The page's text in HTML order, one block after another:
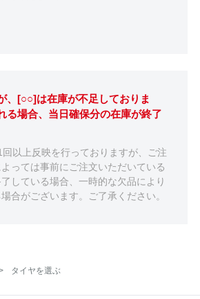
、[○○]は在庫が不足しておりま
る場合、当日確保分の在庫が終了
以上反映を行っておりますが、ご注
っては事前にご注文いただいている
している場合、一時的な欠品により
合がございます。ご了承ください。
タイヤを選ぶ